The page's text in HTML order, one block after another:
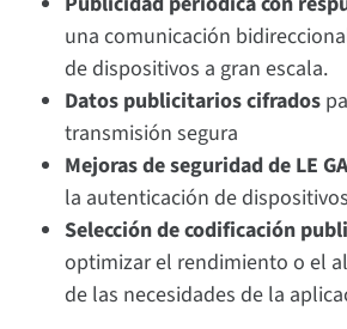
una comunicación
de dispositivos a gran escala.
Datos publicitarios cifrados
transmisión segura
Mejoras de seguridad de LE
la autenticación de dispositivos
Selección de codificación
optimizar el rendimiento o el
de las necesidades de la